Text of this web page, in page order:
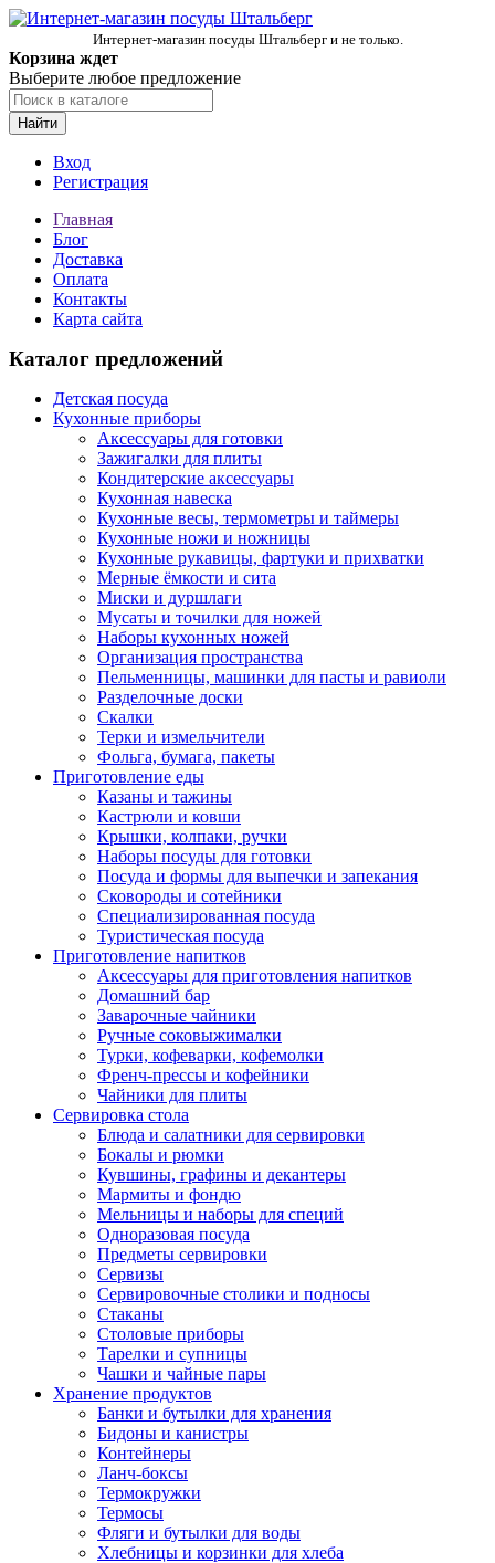
Интернет-магазин посуды Штальберг и не только.
Корзина ждет
Выберите любое предложение
Найти
Вход
Регистрация
Главная
Блог
Доставка
Оплата
Контакты
Карта сайта
Каталог предложений
Детская посуда
Кухонные приборы
Аксессуары для готовки
Зажигалки для плиты
Кондитерские аксессуары
Кухонная навеска
Кухонные весы, термометры и таймеры
Кухонные ножи и ножницы
Кухонные рукавицы, фартуки и прихватки
Мерные ёмкости и сита
Миски и дуршлаги
Мусаты и точилки для ножей
Наборы кухонных ножей
Организация пространства
Пельменницы, машинки для пасты и равиоли
Разделочные доски
Скалки
Терки и измельчители
Фольга, бумага, пакеты
Приготовление еды
Казаны и тажины
Кастрюли и ковши
Крышки, колпаки, ручки
Наборы посуды для готовки
Посуда и формы для выпечки и запекания
Сковороды и сотейники
Специализированная посуда
Туристическая посуда
Приготовление напитков
Аксессуары для приготовления напитков
Домашний бар
Заварочные чайники
Ручные соковыжималки
Турки, кофеварки, кофемолки
Френч-прессы и кофейники
Чайники для плиты
Сервировка стола
Блюда и салатники для сервировки
Бокалы и рюмки
Кувшины, графины и декантеры
Мармиты и фондю
Мельницы и наборы для специй
Одноразовая посуда
Предметы сервировки
Сервизы
Сервировочные столики и подносы
Стаканы
Столовые приборы
Тарелки и супницы
Чашки и чайные пары
Хранение продуктов
Банки и бутылки для хранения
Бидоны и канистры
Контейнеры
Ланч-боксы
Термокружки
Термосы
Фляги и бутылки для воды
Хлебницы и корзинки для хлеба